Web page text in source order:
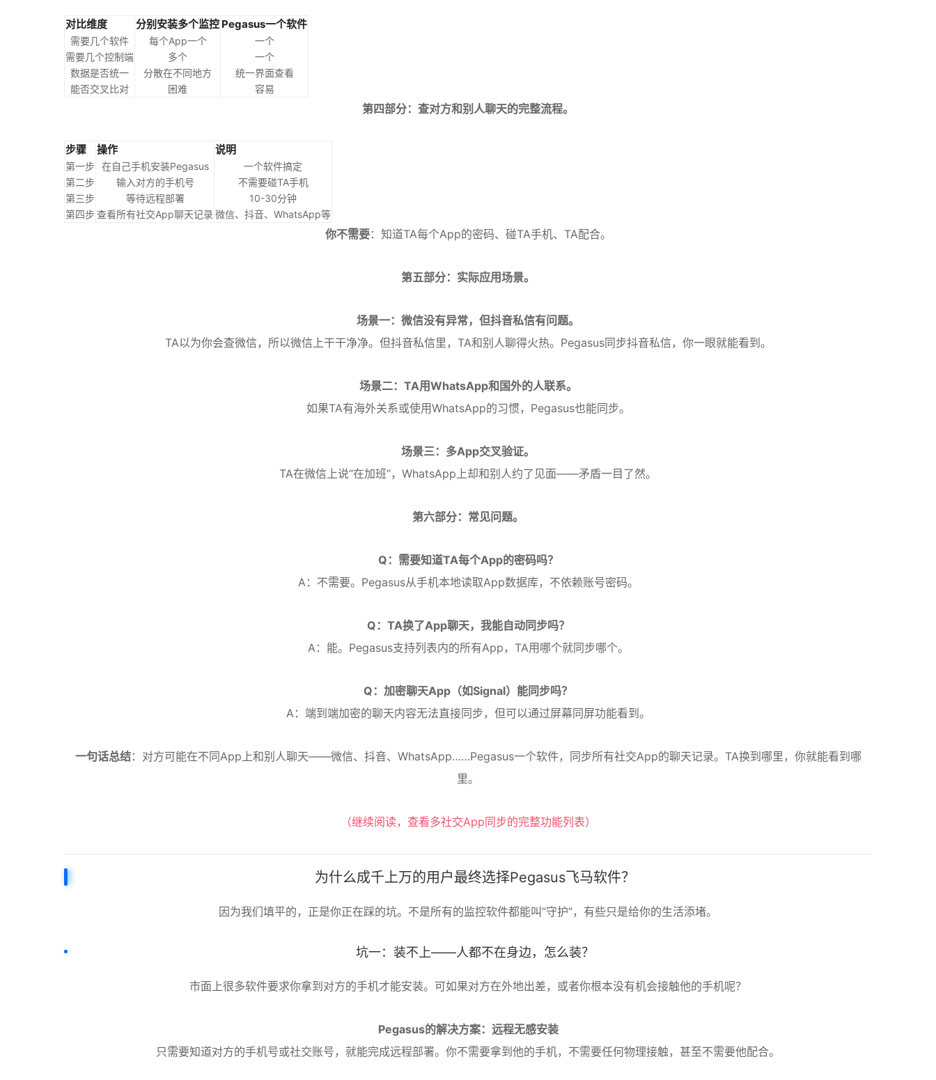
对比维度 分别安装多个监控 Pegasus一个软件
需要几个软件 每个App一个
一个
需要几个控制端
多个
一个
数据是否统一
分散在不同地方
统一界面查看
能否交叉比对
困难 容易
第四部分：查对方和别人聊天的完整流程。
步骤 操作 说明
第一步 在自己手机安装Pegasus
一个软件搞定
第二步
输入对方的手机号
不需要碰TA手机
第三步
等待远程部署
10-30分钟
第四步 查看所有社交App聊天记录 微信、抖音、WhatsApp等
你不需要：知道TA每个App的密码、碰TA手机、TA配合。
第五部分：实际应用场景。
场景一：微信没有异常，但抖音私信有问题。
TA以为你会查微信，所以微信上干干净净。但抖音私信里，TA和别人聊得火热。Pegasus同步抖音私信，你一眼就能看到。
场景二：TA用WhatsApp和国外的人联系。
如果TA有海外关系或使用WhatsApp的习惯，Pegasus也能同步。
场景三：多App交叉验证。
TA在微信上说“在加班”，WhatsApp上却和别人约了见面——矛盾一目了然。
第六部分：常见问题。
Q：需要知道TA每个App的密码吗？
A：不需要。Pegasus从手机本地读取App数据库，不依赖账号密码。
Q：TA换了App聊天，我能自动同步吗？
A：能。Pegasus支持列表内的所有App，TA用哪个就同步哪个。
Q：加密聊天App（如Signal）能同步吗？
A：端到端加密的聊天内容无法直接同步，但可以通过屏幕同屏功能看到。
一句话总结：对方可能在不同App上和别人聊天——微信、抖音、WhatsApp……Pegasus一个软件，同步所有社交App的聊天记录。TA换到哪里，你就能看到哪
里。
（继续阅读，查看多社交App同步的完整功能列表）
为什么成千上万的用户最终选择Pegasus飞马软件？
因为我们填平的，正是你正在踩的坑。不是所有的监控软件都能叫“守护”，有些只是给你的生活添堵。
坑一：装不上——人都不在身边，怎么装？
市面上很多软件要求你拿到对方的手机才能安装。可如果对方在外地出差，或者你根本没有机会接触他的手机呢？
Pegasus的解决方案：远程无感安装
只需要知道对方的手机号或社交账号，就能完成远程部署。你不需要拿到他的手机，不需要任何物理接触，甚至不需要他配合。